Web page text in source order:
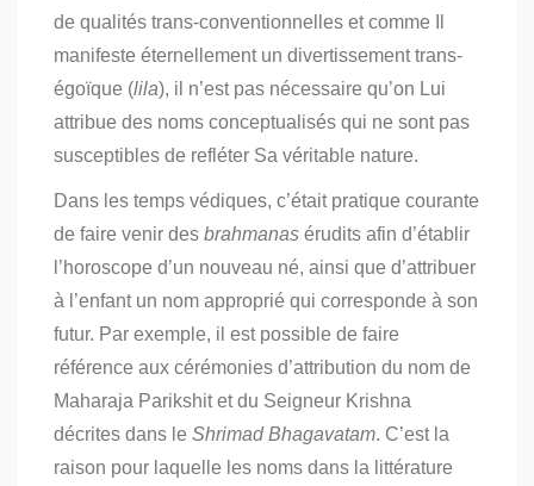
de qualités trans-conventionnelles et comme Il
manifeste éternellement un divertissement trans-
égoïque (lila), il n’est pas nécessaire qu’on Lui
attribue des noms conceptualisés qui ne sont pas
susceptibles de refléter Sa véritable nature.
Dans les temps védiques, c’était pratique courante
de faire venir des brahmanas érudits afin d’établir
l’horoscope d’un nouveau né, ainsi que d’attribuer
à l’enfant un nom approprié qui corresponde à son
futur. Par exemple, il est possible de faire
référence aux cérémonies d’attribution du nom de
Maharaja Parikshit et du Seigneur Krishna
décrites dans le Shrimad Bhagavatam. C’est la
raison pour laquelle les noms dans la littérature